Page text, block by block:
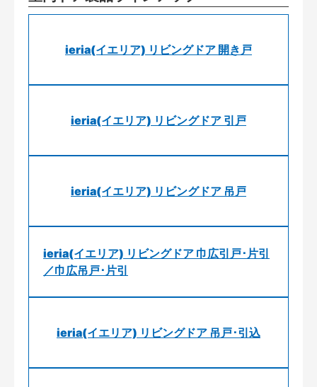
ieria(イエリア) リビングドア 開き戸
ieria(イエリア) リビングドア 引戸
ieria(イエリア) リビングドア 吊戸
ieria(イエリア) リビングドア 巾広引戸･片引
／巾広吊戸･片引
ieria(イエリア) リビングドア 吊戸･引込